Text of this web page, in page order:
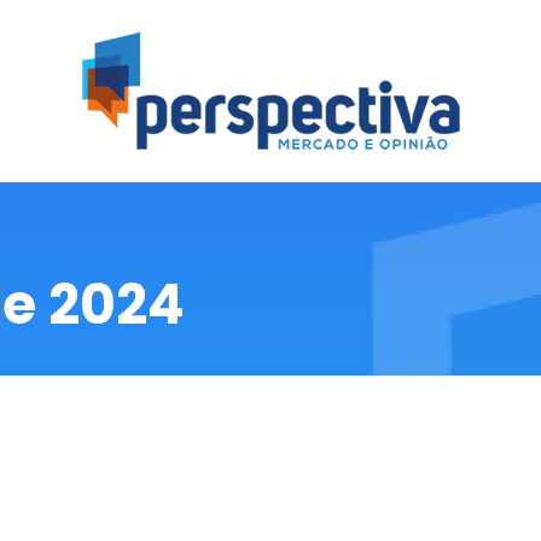
Mercadológica, de Opinião e Eleitoral
2024